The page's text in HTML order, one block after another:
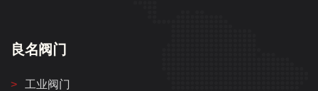
良名阀门
工业阀门